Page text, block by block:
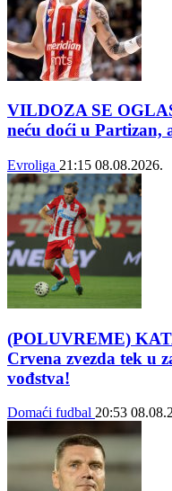
VILDOZA SE
neću doći u
Evroliga 21:15 08.08.2026.
(POLUVREME)
Crvena zvezda tek u
vođstva!
Domaći fudbal 20:53